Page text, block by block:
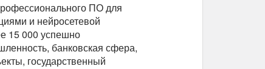
ПО для
и нейросетевой
15 000 успешно
банковская сфера,
государственный